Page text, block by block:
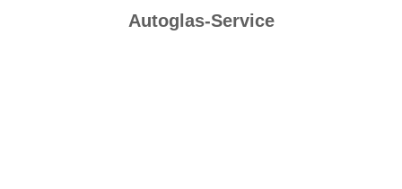
Autoglas-Service